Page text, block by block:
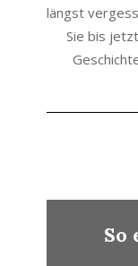
längst
Sie bis
So